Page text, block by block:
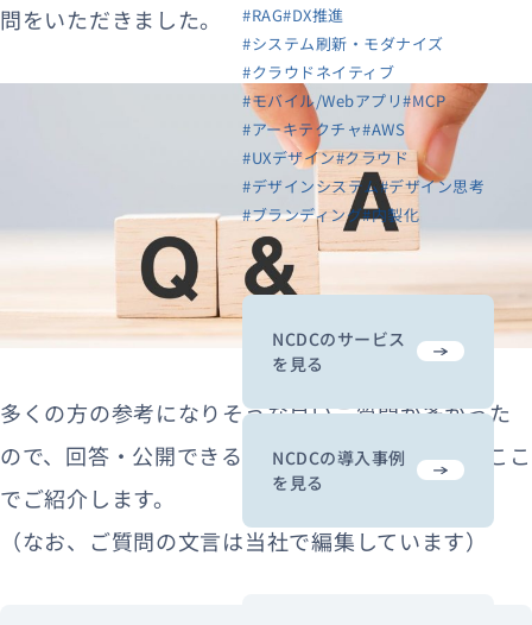
問をいただきました。
多くの方の参考になりそうな良いご質問が多かった
ので、回答・公開できるものをピックアップしてここ
でご紹介します。
（なお、ご質問の文言は当社で編集しています）
#RAG#DX推進
#システム刷新・モダナイズ
#クラウドネイティブ
#モバイル/Webアプリ#MCP
#アーキテクチャ#AWS
#UXデザイン#クラウド
#デザインシステム#デザイン思考
#ブランディング#内製化
NCDCのサービス
を見る
NCDCの導入事例
を見る